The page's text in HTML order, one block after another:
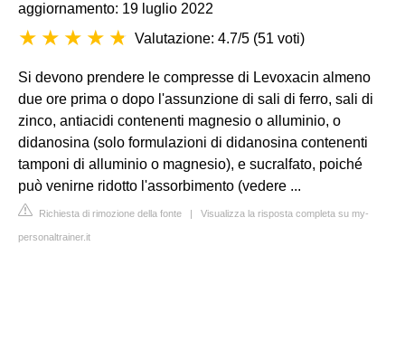
aggiornamento: 19 luglio 2022
Valutazione: 4.7/5 (51 voti)
Si devono prendere le compresse di Levoxacin almeno
due ore prima o dopo l'assunzione di sali di ferro, sali di
zinco, antiacidi contenenti magnesio o alluminio, o
didanosina (solo formulazioni di didanosina contenenti
tamponi di alluminio o magnesio), e sucralfato, poiché
può venirne ridotto l'assorbimento (vedere ...
Richiesta di rimozione della fonte | Visualizza la risposta completa su my-
personaltrainer.it